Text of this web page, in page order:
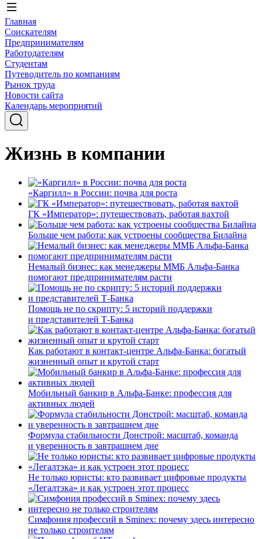
Главная
Соискателям
Предпринимателям
Работодателям
Студентам
Путеводитель по компаниям
Рынок труда
Новости сайта
Календарь мероприятий
Жизнь в компании
«Каргилл» в России: почва для роста
ГК «Император»: путешествовать, работая вахтой
Больше чем работа: как устроены сообщества Билайна
Немалый бизнес: как менеджеры ММБ Альфа-Банка
помогают предпринимателям расти
Помощь не по скрипту: 5 историй поддержки
и представителей Т-Банка
Как работают в контакт-центре Альфа-Банка: богатый
жизненный опыт и крутой старт
Мобильный банкир в Альфа-Банке: профессия для
активных людей
Формула стабильности Донстрой: масштаб, команда
и уверенность в завтрашнем дне
Не только юристы: кто развивает цифровые продукты
«Легалтэка» и как устроен этот процесс
Симфония профессий в Sminex: почему здесь интересно
не только строителям